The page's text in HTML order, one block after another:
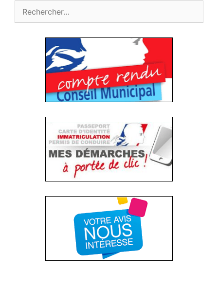
Rechercher :